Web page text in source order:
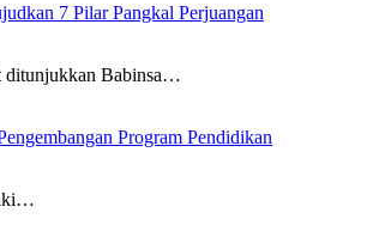
7 Pilar Pangkal Perjuangan
ditunjukkan Babinsa…
Program Pendidikan